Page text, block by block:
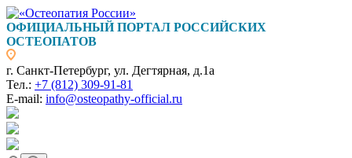
ОФИЦИАЛЬНЫЙ ПОРТАЛ РОССИЙСКИХ
ОСТЕОПАТОВ
г. Санкт-Петербург, ул. Дегтярная, д.1а
Тел.: +7 (812) 309-91-81
E-mail: info@osteopathy-official.ru